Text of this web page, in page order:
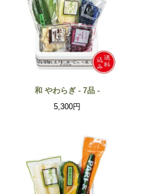
和 やわらぎ - 7品 -
5,300円